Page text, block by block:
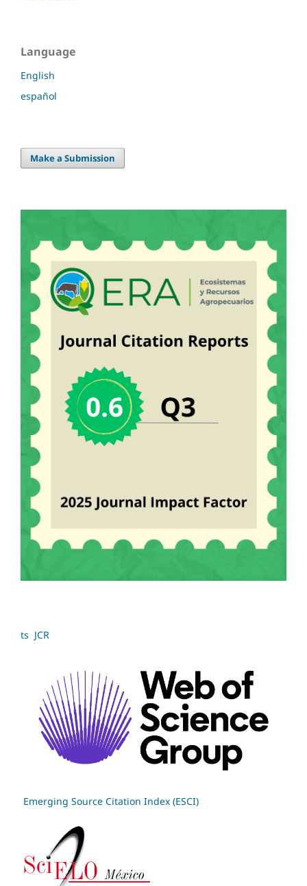
Language
English
español
Make a Submission
ts JCR
Emerging Source Citation Index (ESCI)